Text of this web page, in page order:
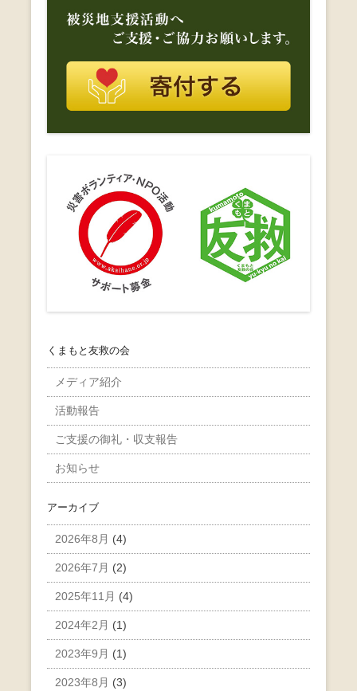
くまもと友救の会
メディア紹介
活動報告
ご支援の御礼・収支報告
お知らせ
アーカイブ
2026年8月 (4)
2026年7月 (2)
2025年11月 (4)
2024年2月 (1)
2023年9月 (1)
2023年8月 (3)